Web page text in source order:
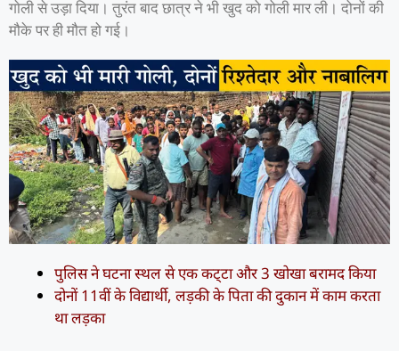
गाेली से उड़ा दिया। तुरंत बाद छात्र ने भी खुद को गोली मार ली। दोनों की
मौके पर ही मौत हो गई।
पुलिस ने घटना स्थल से एक कट्‌टा और 3 खोखा बरामद किया
दोनों 11वीं के विद्यार्थी, लड़की के पिता की दुकान में काम करता
था लड़का